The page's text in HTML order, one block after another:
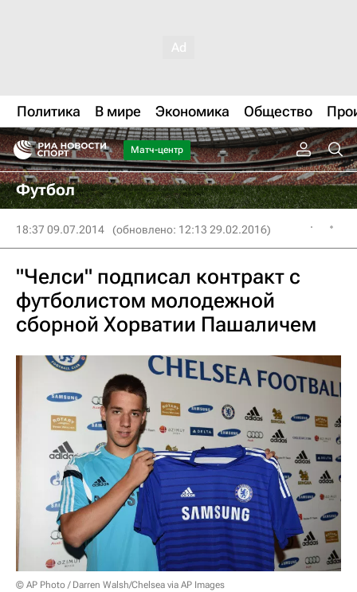
Политика В мире Экономика Общество
Матч-центр
Футбол
18:37 09.07.2014 (обновлено: 12:13 29.02.2016)
"Челси" подписал контракт с
футболистом молодежной
сборной Хорватии Пашаличем
© AP Photo / Darren Walsh/Chelsea via AP Images